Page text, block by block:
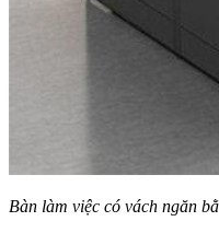
Bàn làm việc có vách ngăn